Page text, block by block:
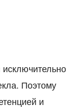
Поэтому
и